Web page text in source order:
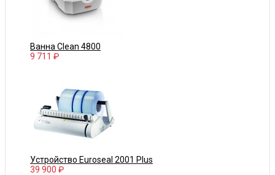
Ванна Clean 4800
9 711 ₽
Устройство Euroseal 2001 Plus
39 900 ₽